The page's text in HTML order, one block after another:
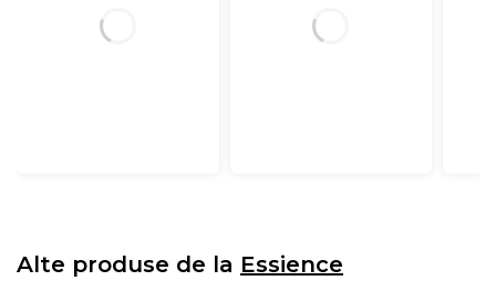
Alte produse de la Essience